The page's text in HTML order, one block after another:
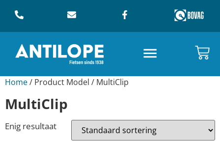
Home/ Product Model / MultiClip
MultiClip
Enig resultaat